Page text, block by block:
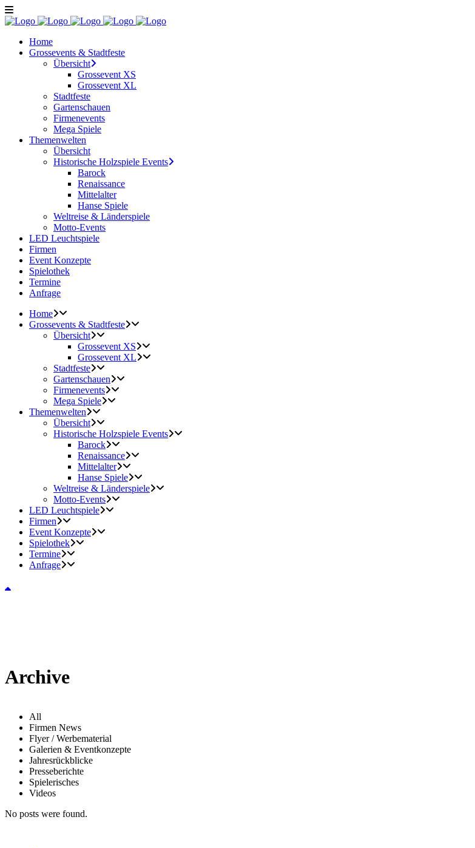
Home
Grossevents & Stadtfeste
Übersicht
Grossevent XS
Grossevent XL
Stadtfeste
Gartenschauen
Firmenevents
Mega Spiele
Themenwelten
Übersicht
Historische Holzspiele Events
Barock
Renaissance
Mittelalter
Hanse Spiele
Weltreise & Länderspiele
Motto-Events
LED Leuchtspiele
Firmen
Event Konzepte
Spielothek
Termine
Anfrage
Home
Grossevents & Stadtfeste
Übersicht
Grossevent XS
Grossevent XL
Stadtfeste
Gartenschauen
Firmenevents
Mega Spiele
Themenwelten
Übersicht
Historische Holzspiele Events
Barock
Renaissance
Mittelalter
Hanse Spiele
Weltreise & Länderspiele
Motto-Events
LED Leuchtspiele
Firmen
Event Konzepte
Spielothek
Termine
Anfrage
Archive
All
Firmen News
Flyer / Werbematerial
Galerien & Eventkonzepte
Jahresrückblicke
Presseberichte
Spielerisches
Videos
No posts were found.